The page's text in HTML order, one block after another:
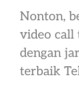
Nonton,
video call
dengan
terbaik